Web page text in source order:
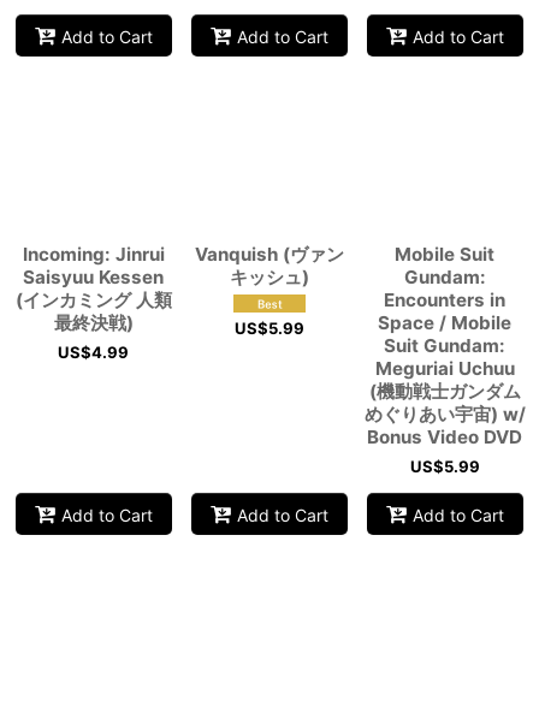
Add to Cart Add to Cart Add to Cart
Incoming: Jinrui
Saisyuu Kessen
(インカミング 人類
最終決戦)
US$4.99
Add to Cart
Vanquish (ヴァン
キッシュ)
US$5.99
Add to Cart
Mobile Suit
Gundam:
Encounters in
Space / Mobile
Suit Gundam:
Meguriai Uchuu
(機動戦士ガンダム
めぐりあい宇宙) w/
Bonus Video DVD
US$5.99
Add to Cart